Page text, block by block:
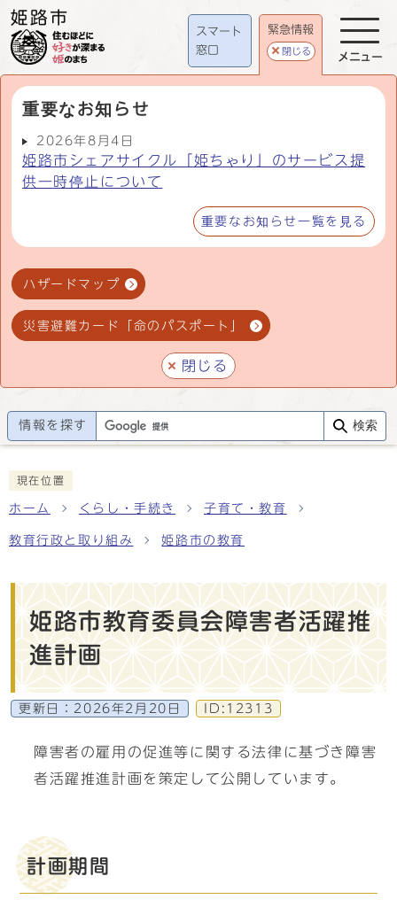
スマート
窓口
緊急情報
閉じる
重要なお知らせ
2026年8月4日
姫路市シェアサイクル「姫ちゃり」のサービス提
供一時停止について
重要なお知らせ一覧を見る
ハザードマップ
災害避難カード「命のパスポート」
閉じる
メニュー
情報を探す 検索
現在位置
ホーム くらし・手続き 子育て・教育
教育行政と取り組み 姫路市の教育
姫路市教育委員会障害者活躍推
進計画
更新日： 2026年2月20日 ID:12313
障害者の雇用の促進等に関する法律に基づき障害
者活躍推進計画を策定して公開しています。
計画期間